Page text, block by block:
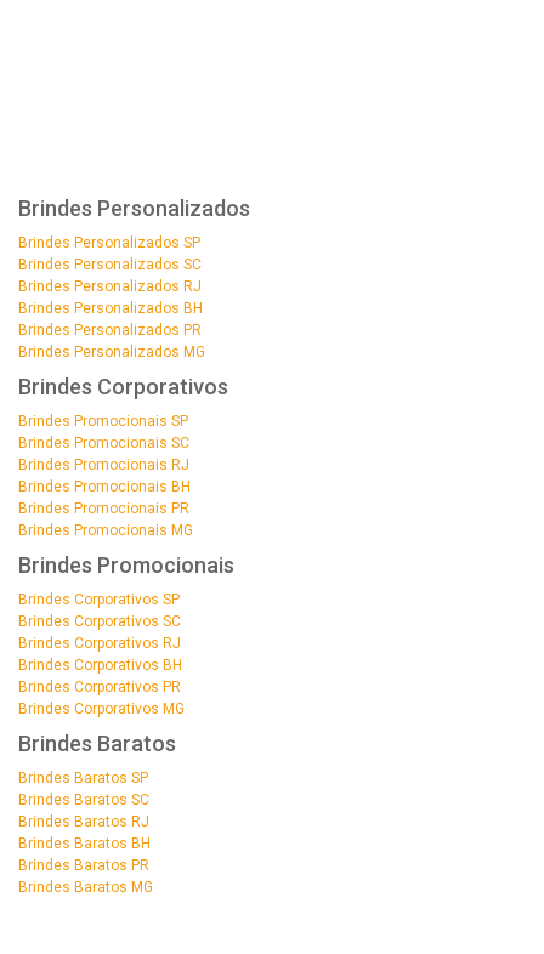
Brindes Personalizados
Brindes Personalizados SP
Brindes Personalizados SC
Brindes Personalizados RJ
Brindes Personalizados BH
Brindes Personalizados PR
Brindes Personalizados MG
Brindes Corporativos
Brindes Promocionais SP
Brindes Promocionais SC
Brindes Promocionais RJ
Brindes Promocionais BH
Brindes Promocionais PR
Brindes Promocionais MG
Brindes Promocionais
Brindes Corporativos SP
Brindes Corporativos SC
Brindes Corporativos RJ
Brindes Corporativos BH
Brindes Corporativos PR
Brindes Corporativos MG
Brindes Baratos
Brindes Baratos SP
Brindes Baratos SC
Brindes Baratos RJ
Brindes Baratos BH
Brindes Baratos PR
Brindes Baratos MG